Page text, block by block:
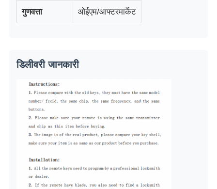
वीडियो
हमारे बारे में
फैक्टरी यात्रा
गुणवत्ता ओईएम/आफ्टरमार्केट
डिलीवरी जानकारी